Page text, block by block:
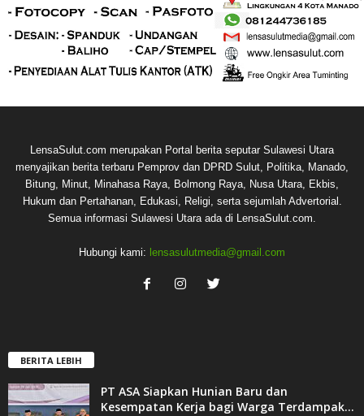
LensaSulut.com merupakan Portal berita seputar Sulawesi Utara
menyajikan berita terbaru Pemprov dan DPRD Sulut, Politika, Manado,
Bitung, Minut, Minahasa Raya, Bolmong Raya, Nusa Utara, Ekbis,
Hukum dan Pertahanan, Edukasi, Religi, serta sejumlah Advertorial.
Semua informasi Sulawesi Utara ada di LensaSulut.com.
Hubungi kami: lensasulutmedia@gmail.com
BERITA LEBIH
PT ASA Siapkan Hunian Baru dan
Kesempatan Kerja bagi Warga Terdampak...